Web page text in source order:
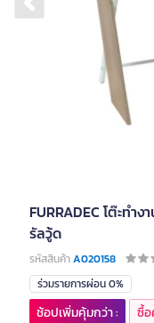
Previous
FURRADEC โต๊ะทำ
รัลวู้ด
รหัสสินค้าA020158
ร่วมรายการผ่อน 0%
ช้อปเพิ่มคุ้มกว่า : ซื้